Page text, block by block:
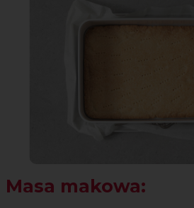
Masa makowa: